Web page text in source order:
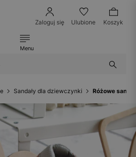
Zaloguj się Ulubione Koszyk
Menu
Sandały dla dziewczynki Różowe